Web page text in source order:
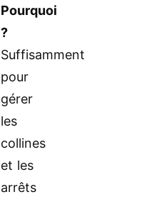
Pourquoi
?
Suffisamment
pour
gérer
les
collines
et les
arrêts